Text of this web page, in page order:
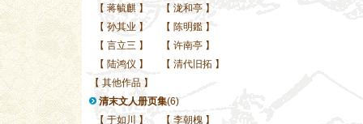
【 蒋毓麒 】 【 泷和亭 】
【 孙其业 】 【 陈明鑑 】
【 言立三 】 【 许南亭 】
【 陆鸿仪 】 【 清代旧拓 】
【 其他作品 】
清末文人册页集(6)
【 于如川 】 【 李朝槐 】